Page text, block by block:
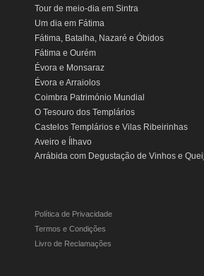
Tour de meio-dia em Sintra
Um dia em Fátima
Fátima, Batalha, Nazaré e Óbidos
Fátima e Ourém
Évora e Monsaraz
Évora e Arraiolos
Coimbra Património Mundial
O Tesouro dos Templários
Castelos Templários e Vilas Ribeirinhas
Aveiro e Ílhavo
Arrábida com Degustação de Vinhos e
Política de Privacidade
Termos e Condições
Livro de Reclamações